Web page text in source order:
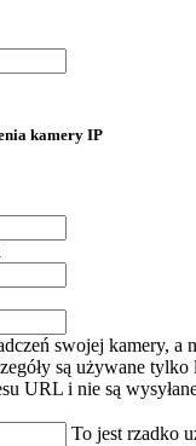
kamery IP
swojej kamery, a
są używane
URL i nie są
To jest rzadko